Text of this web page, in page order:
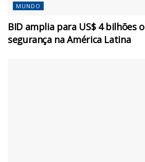
MUNDO
BID amplia para US$ 4 bilhões
segurança na América Latina